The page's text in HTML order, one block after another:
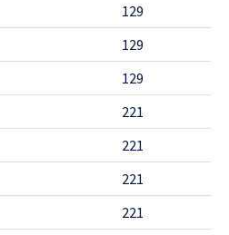
129
129
129
221
221
221
221